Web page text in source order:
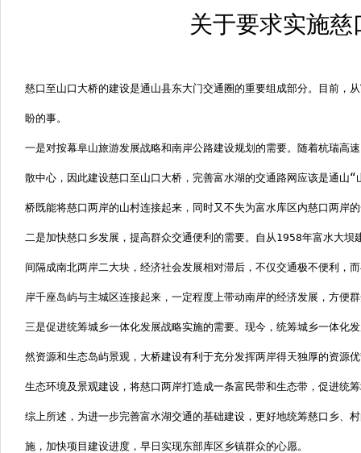
关于要求实施
慈口至山口大桥的建设是通山县东大门交通圈的重要组成部分。目前，
盼的事。
一是对按幕阜山旅游发展战略和南岸公路建设规划的需要。随着杭瑞高
散中心，因此建设慈口至山口大桥，完善富水湖的交通路网应该是通山
桥既能将慈口两岸的山村连接起来，同时又不失为富水库区内慈口两岸
二是加快慈口乡发展，提高群众交通便利的需要。自从 1958年富水大坝
间隔成南北两岸二大块，经济社会发展相对滞后，不仅交通极不便利，
岸千座岛屿与主城区连接起来，一定程度上带动南岸的经济发展，方便
三是促进统筹城乡一体化发展战略实施的需要。现今，统筹城乡一体化
然资源和生态岛屿景观，大桥建设有利于充分发挥两岸得天独厚的资源
生态环境及景观建设，将慈口两岸打造成一条富民带和生态带，促进统
综上所述，为进一步完善富水湖交通的基础建设，更好地统筹慈口乡、
施，加快项目建设进度，早日实现东部库区乡镇群众的心愿。